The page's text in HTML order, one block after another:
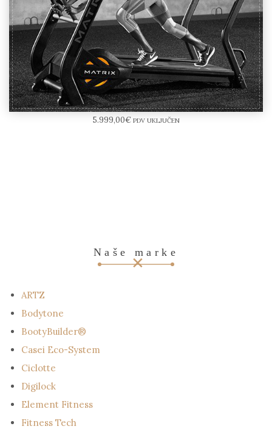
MATRIX S-DRIVE Performance Trainer
5.999,00€ PDV UKLJUČEN
Naše marke
ARTZ
Bodytone
BootyBuilder®
Casei Eco-System
Ciclotte
Digilock
Element Fitness
Fitness Tech